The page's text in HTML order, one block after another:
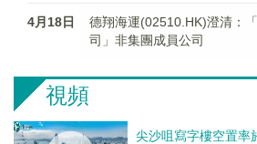
4月18日
德翔海運(02510.HK)澄清：
司」非集團成員公司
視頻
尖沙咀寫字樓空置率